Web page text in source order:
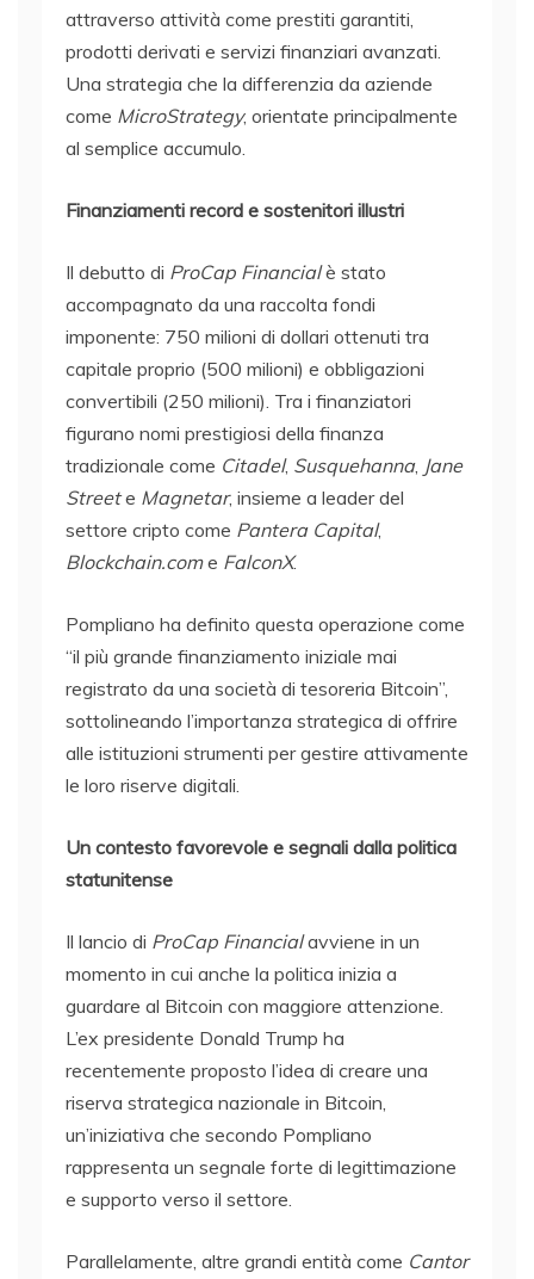
attraverso attività come prestiti garantiti,
prodotti derivati e servizi finanziari avanzati.
Una strategia che la differenzia da aziende
come MicroStrategy, orientate principalmente
al semplice accumulo.
Finanziamenti record e sostenitori illustri
Il debutto di ProCap Financialè stato
accompagnato da una raccolta fondi
imponente: 750 milioni di dollari ottenuti tra
capitale proprio (500 milioni) e obbligazioni
convertibili (250 milioni). Tra i finanziatori
figurano nomi prestigiosi della finanza
tradizionale come Citadel, Susquehanna, Jane
Streete Magnetar, insieme a leader del
settore cripto come Pantera Capital,
Blockchain.come FalconX.
Pompliano ha definito questa operazione come
“il più grande finanziamento iniziale mai
registrato da una società di tesoreria Bitcoin”,
sottolineando l’importanza strategica di offrire
alle istituzioni strumenti per gestire attivamente
le loro riserve digitali.
Un contesto favorevole e segnali dalla politica
statunitense
Il lancio di ProCap Financialavviene in un
momento in cui anche la politica inizia a
guardare al Bitcoin con maggiore attenzione.
L’ex presidente Donald Trump ha
recentemente proposto l’idea di creare una
riserva strategica nazionale in Bitcoin,
un’iniziativa che secondo Pompliano
rappresenta un segnale forte di legittimazione
e supporto verso il settore.
Parallelamente, altre grandi entità come Cantor